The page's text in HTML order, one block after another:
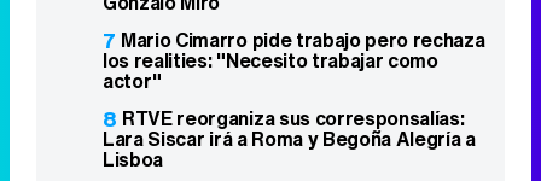
7 Mario Cimarro pide trabajo pero rechaza
los realities: "Necesito trabajar como
actor"
8 RTVE reorganiza sus corresponsalías:
Lara Siscar irá a Roma y Begoña Alegría a
Lisboa